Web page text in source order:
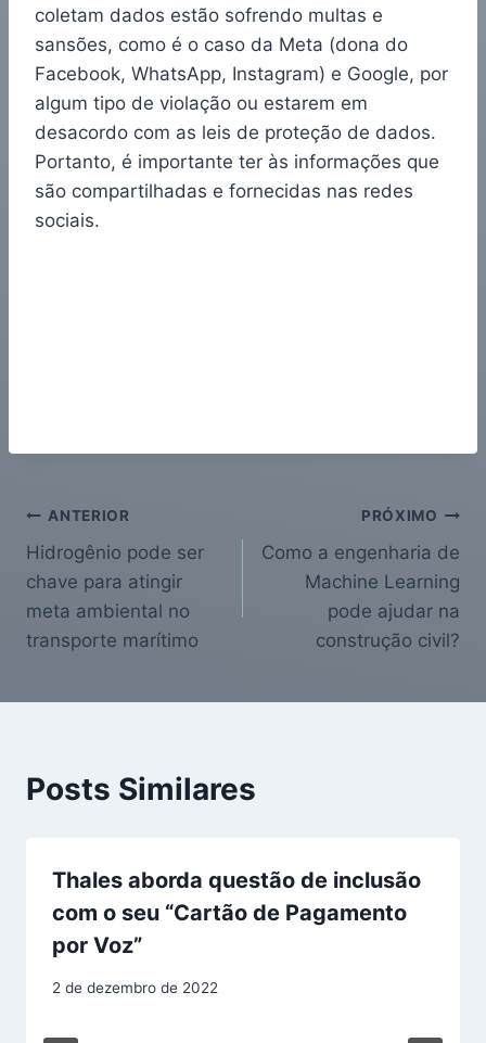
coletam dados estão sofrendo multas e
sansões, como é o caso da Meta (dona do
Facebook, WhatsApp, Instagram) e Google, por
algum tipo de violação ou estarem em
desacordo com as leis de proteção de dados.
Portanto, é importante ter às informações que
são compartilhadas e fornecidas nas redes
sociais.
ANTERIOR
Hidrogênio pode ser
chave para atingir
meta ambiental no
transporte marítimo
PRÓXIMO
Como a engenharia de
Machine Learning
pode ajudar na
construção civil?
Posts Similares
Thales aborda questão de inclusão
com o seu “Cartão de Pagamento
por Voz”
2 de dezembro de 2022